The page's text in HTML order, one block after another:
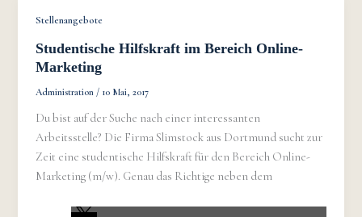
Stellenangebote
Studentische Hilfskraft im Bereich Online-
Marketing
Administration / 10 Mai, 2017
Du bist auf der Suche nach einer interessanten
Arbeitsstelle? Die Firma Slimstock aus Dortmund sucht zur
Zeit eine studentische Hilfskraft für den Bereich Online-
Marketing (m/w). Genau das Richtige neben dem